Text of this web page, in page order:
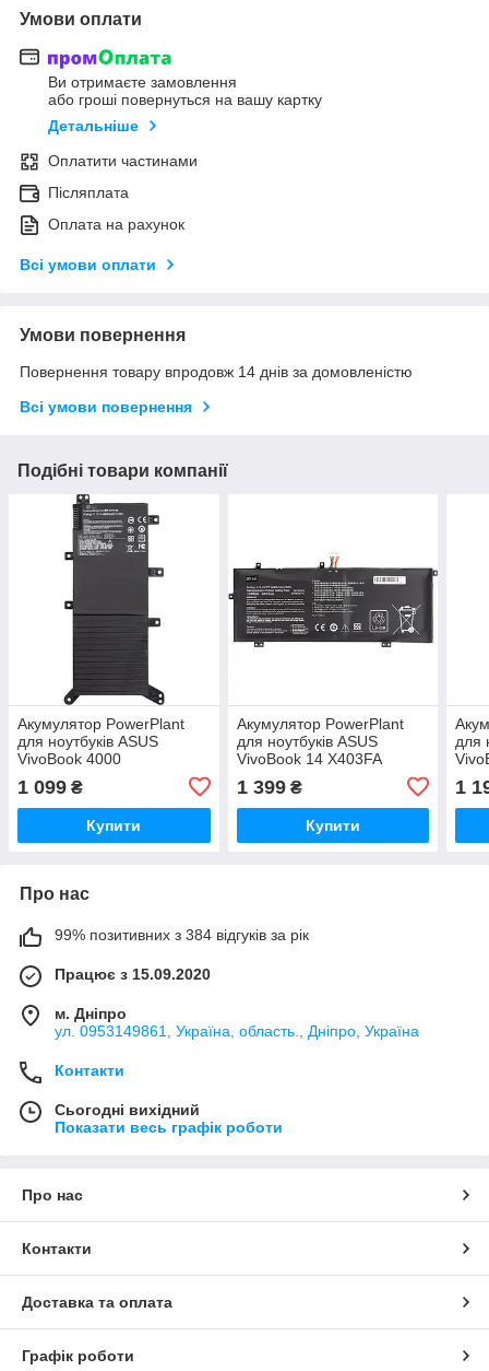
Умови оплати
Ви отримаєте замовлення
або гроші повернуться на вашу картку
Детальніше
Оплатити частинами
Післяплата
Оплата на рахунок
Всі умови оплати
Умови повернення
Повернення товару впродовж 14 днів за домовленістю
Всі умови повернення
Подібні товари компанії
Акумулятор PowerPlant
для ноутбуків ASUS
VivoBook 4000
(C21N1408) 7.7V 4868mAh
1 099 ₴
Купити
Акумулятор PowerPlant
для ноутбуків ASUS
VivoBook 14 X403FA
4680mAh
1 399₴
Купити
для
1
Про нас
99% позитивних з 384 відгуків за рік
Працює з 15.09.2020
м. Дніпро
ул. 0953149861, Україна, область., Дніпро, Україна
Контакти
Сьогодні вихідний
Показати весь графік роботи
Про нас
Контакти
Доставка та оплата
Графік роботи